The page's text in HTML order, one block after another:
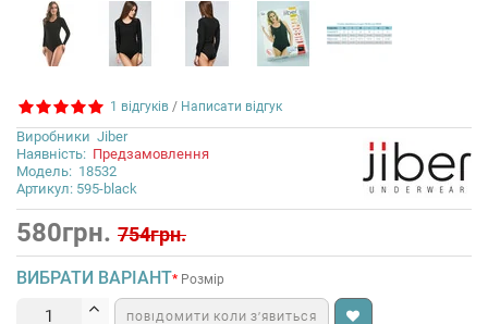
1 відгуків / Написати відгук
Виробники Jiber
Наявність: Предзамовлення
Модель: 18532
Артикул: 595-black
580грн. 754грн.
ВИБРАТИ ВАРІАНТ Розмір
ПОВІДОМИТИ КОЛИ З’ЯВИТЬСЯ